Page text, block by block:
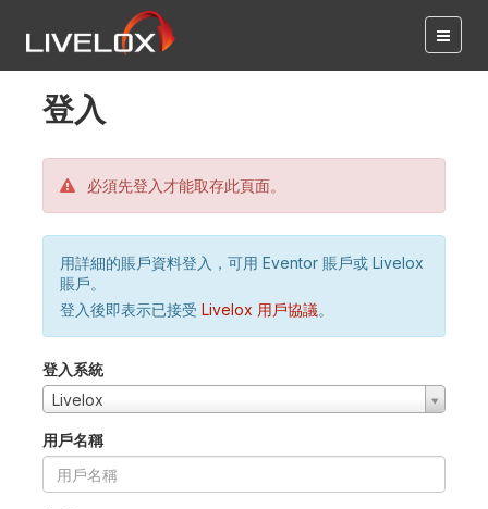
登入
必須先登入才能取存此頁面。
用詳細的賬戶資料登入，可用 Eventor 賬戶或 Livelox
賬戶。
登入後即表示已接受 Livelox 用戶協議。
登入系統
Livelox
用戶名稱